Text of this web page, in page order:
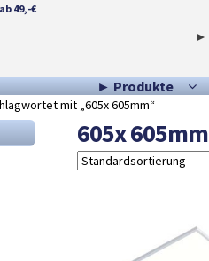
49,-€
►
► Produkte
mit „605x 605mm“
605x 605mm